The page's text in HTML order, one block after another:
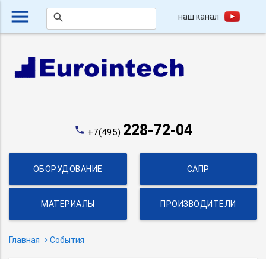
menu search наш канал
phone +7(495) 228-72-04
ОБОРУДОВАНИЕ САПР
МАТЕРИАЛЫ ПРОИЗВОДИТЕЛИ
Главная События